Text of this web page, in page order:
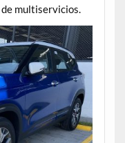
multiservicios.